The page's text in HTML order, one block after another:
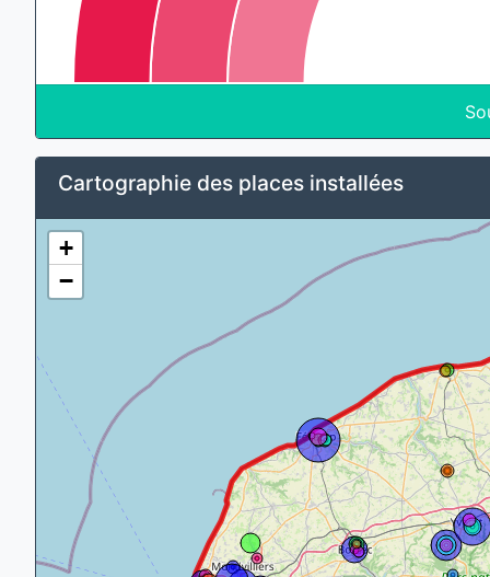
Cartographie des places installées
+
−